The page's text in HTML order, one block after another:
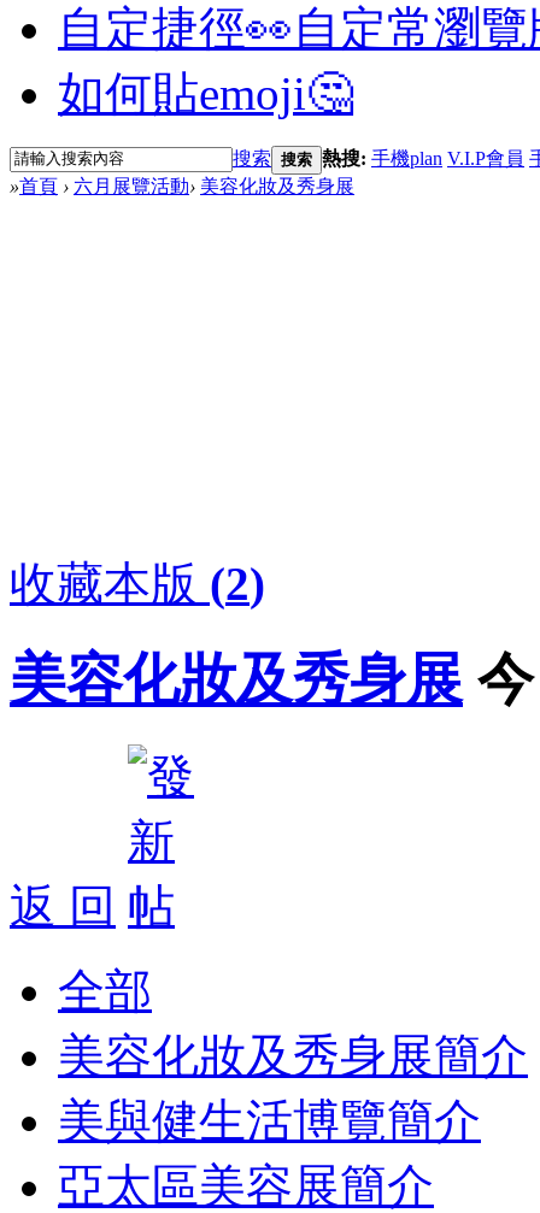
自定捷徑👀自定常瀏
如何貼emoji🤔
搜索 搜索 熱搜: 手機plan V.I.P會員
»首頁 › 六月展覽活動› 美容化妝及秀身展
收藏本版 (2)
美容化妝及秀身展
返 回
全部
美容化妝及秀身展簡介
美與健生活博覽簡介
亞太區美容展簡介